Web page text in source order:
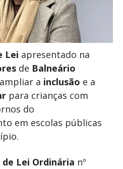
Lei apresentado na
de Balneário
a inclusão e a
para crianças com
do
em escolas públicas
Lei Ordinária nº